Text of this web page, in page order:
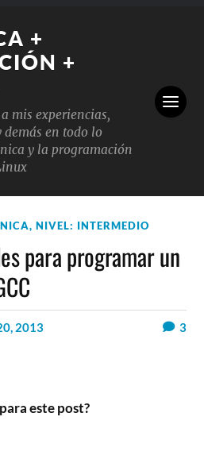
+
+
mis experiencias,
demás en todo lo
y la programación
,NIVEL: INTERMEDIO
para programar un
2013 3
este post?